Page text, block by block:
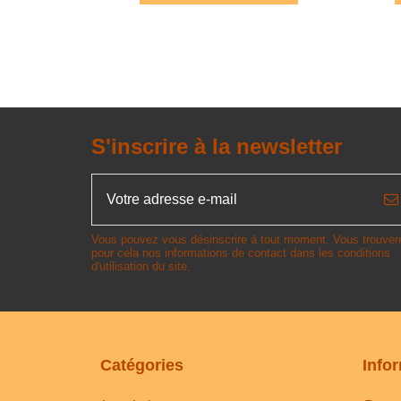
S'inscrire à la newsletter
Vous pouvez vous désinscrire à tout moment. Vous
pour cela nos informations de contact dans les conditions
d'utilisation du site.
Catégories